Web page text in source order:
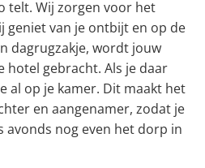
telt. Wij zorgen voor het
geniet van je ontbijt en op de
dagrugzakje, wordt jouw
hotel gebracht. Als je daar
al op je kamer. Dit maakt het
en aangenamer, zodat je
avonds nog even het dorp in